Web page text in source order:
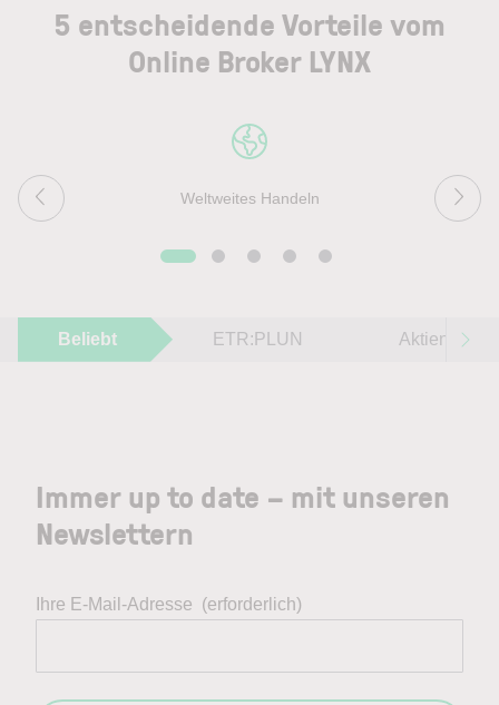
5 entscheidende Vorteile vom
Online Broker LYNX
Weltweites Handeln
Beliebt ETR:PLUN Aktien im
Immer up to date – mit unseren
Newslettern
Ihre E-Mail-Adresse (erforderlich)